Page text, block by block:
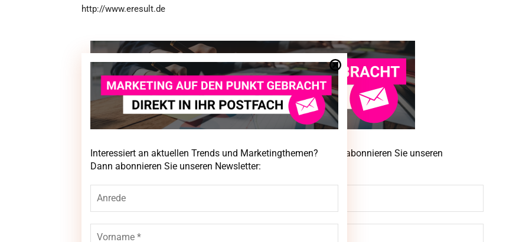
http://www.eresult.de
Interessiert an aktuellen Trends und Marketingthemen? Dann abonnieren Sie unseren
Newsletter:
Interessiert an aktuellen Trends und Marketingthemen?
Dann abonnieren Sie unseren Newsletter: